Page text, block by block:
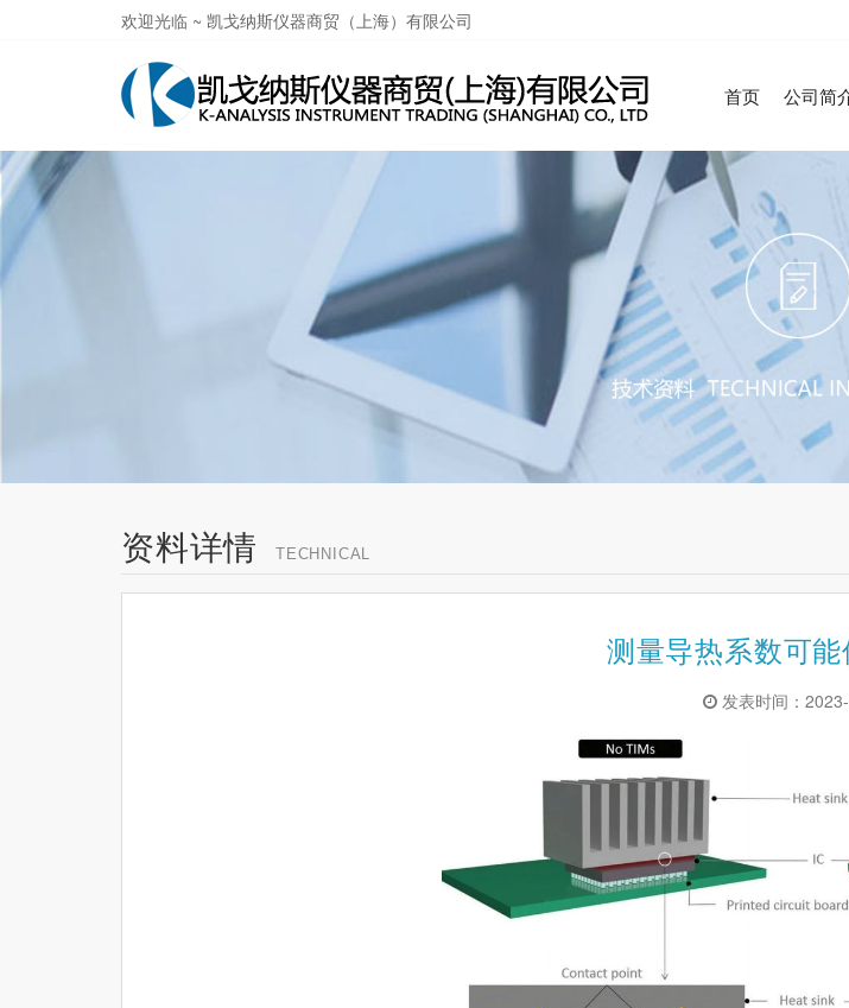
欢迎光临 ~ 凯戈纳斯仪器商贸（上海）有限公司
首页 公司简
资料详情 TECHNICAL
测量导热系数可能
发表时间：